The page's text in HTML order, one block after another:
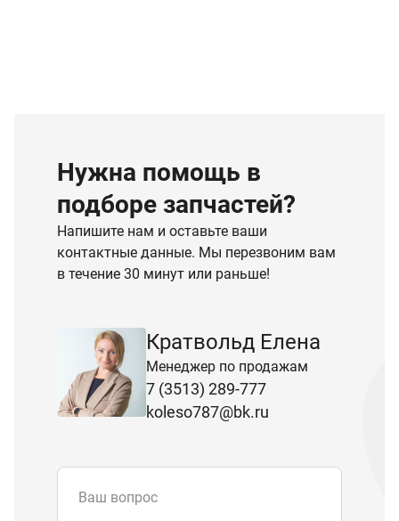
Нужна помощь в
подборе запчастей?
Напишите нам и оставьте ваши
контактные данные. Мы перезвоним вам
в течение 30 минут или раньше!
Кратвольд Елена
Менеджер по продажам
7 (3513) 289-777
koleso787@bk.ru
Ваш вопрос